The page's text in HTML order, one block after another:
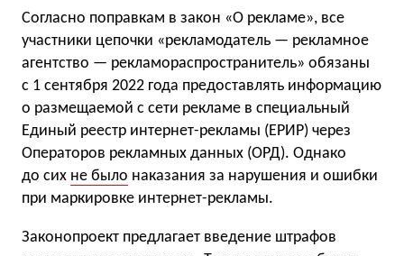
Согласно поправкам в закон «О рекламе», все
участники цепочки «рекламодатель — рекламное
агентство — рекламораспространитель» обязаны
с 1 сентября 2022 года предоставлять информацию
о размещаемой с сети рекламе в специальный
Единый реестр интернет-рекламы (ЕРИР) через
Операторов рекламных данных (ОРД). Однако
до сих не было наказания за нарушения и ошибки
при маркировке интернет-рекламы.
Законопроект предлагает введение штрафов